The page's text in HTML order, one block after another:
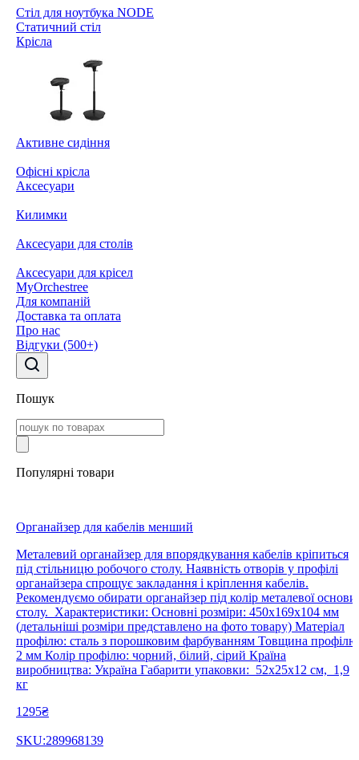
Стіл для ноутбука NODE
Статичний стіл
Крісла
Активне сидіння
Офісні крісла
Аксесуари
Килимки
Аксесуари для столів
Аксесуари для крісел
MyOrchestree
Для компаній
Доставка та оплата
Про нас
Відгуки (500+)
Пошук
Популярні товари
Органайзер для кабелів менший
Металевий органайзер для впорядкування кабелів кріпиться
під стільницю робочого столу. Наявність отворів у профілі
органайзера спрощує закладання і кріплення кабелів.
Рекомендуємо обирати органайзер під колір металевої основи
столу. Характеристики: Основні розміри: 450х169х104 мм
(детальніші розміри представлено на фото товару) Матеріал
профілю: сталь з порошковим фарбуванням Товщина
2 мм Колір профілю: чорний, білий, сірий Країна
виробництва: Україна Габарити упаковки: 52х25х12 см, 1,9
кг
1295₴
SKU:289968139